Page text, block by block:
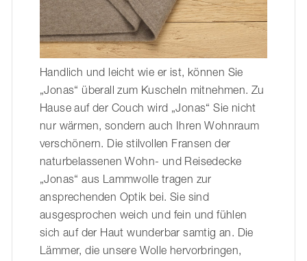
Handlich und leicht wie er ist, können Sie
„Jonas“ überall zum Kuscheln mitnehmen. Zu
Hause auf der Couch wird „Jonas“ Sie nicht
nur wärmen, sondern auch Ihren Wohnraum
verschönern. Die stilvollen Fransen der
naturbelassenen Wohn- und Reisedecke
„Jonas“ aus Lammwolle tragen zur
ansprechenden Optik bei. Sie sind
ausgesprochen weich und fein und fühlen
sich auf der Haut wunderbar samtig an. Die
Lämmer, die unsere Wolle hervorbringen,